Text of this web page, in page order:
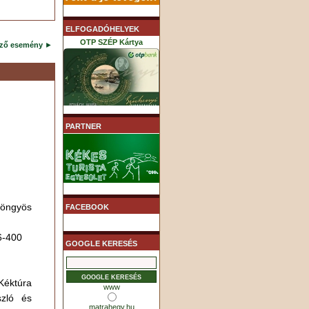
esemény ►
400
és
ELFOGADÓHELYEK
OTP SZÉP Kártya
K&H SZÉP Kártya
PARTNER
FACEBOOK
GOOGLE KERESÉS
www
matrahegy.hu